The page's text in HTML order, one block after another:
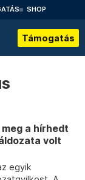
SHOP
Támogatás
a hírhedt
volt
egyik